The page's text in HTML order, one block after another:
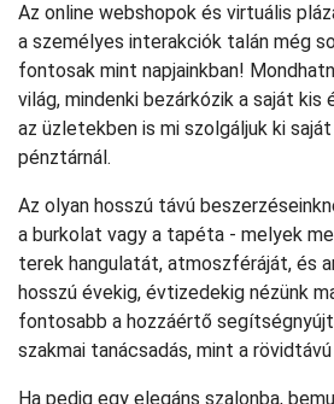
Az online webshopok és virtuális
a személyes interakciók talán még
fontosak mint napjainkban!
világ, mindenki bezárkózik a saját kis
az üzletekben is mi szolgáljuk ki
pénztárnál.
Az olyan hosszú távú
a burkolat vagy a tapéta - melyek
terek hangulatát, atmoszféráját, és
hosszú évekig, évtizedekig nézünk
fontosabb a hozzáértő
szakmai tanácsadás, mint a rövidtávú
Ha pedig egy elegáns szalonba,